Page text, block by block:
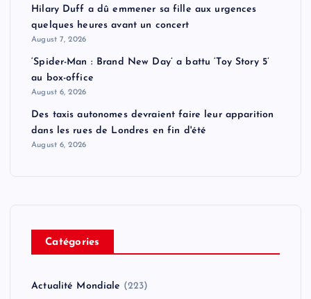
Hilary Duff a dû emmener sa fille aux urgences
quelques heures avant un concert
August 7, 2026
‘Spider-Man : Brand New Day’ a battu ‘Toy Story 5’
au box-office
August 6, 2026
Des taxis autonomes devraient faire leur apparition
dans les rues de Londres en fin d'été
August 6, 2026
Catégories
Actualité Mondiale (223)